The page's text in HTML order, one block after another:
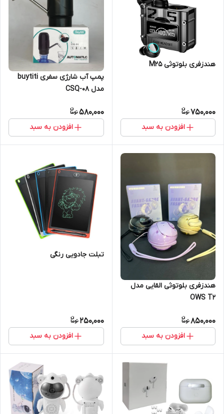
هندزفری بلوتوثی M25
750,000
افزودن به سبد
پمپ آب شارژی سفری buytiti
مدل CSQ-08
580,000
افزودن به سبد
هندزفری بلوتوثی القایی مدل
OWS T2
850,000
افزودن به سبد
تبلت جادویی رنگی
250,000
افزودن به سبد